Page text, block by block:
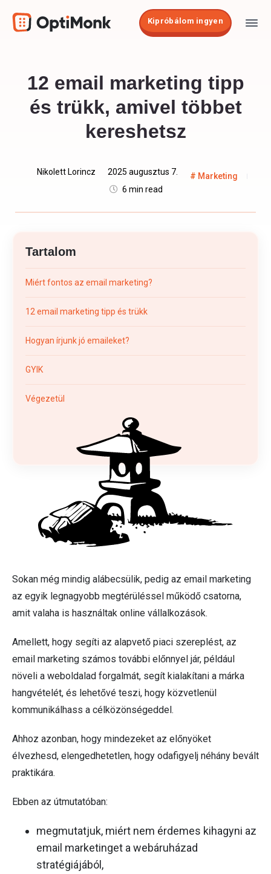
Kipróbálom ingyen
12 email marketing tipp
és trükk, amivel többet
kereshetsz
Nikolett Lorincz 2025 augusztus 7.
Marketing
6 min read
Tartalom
Miért fontos az email marketing?
12 email marketing tipp és trükk
Hogyan írjunk jó emaileket?
GYIK
Végezetül
Sokan még mindig alábecsülik, pedig az email marketing
az egyik legnagyobb megtérüléssel működő csatorna,
amit valaha is használtak online vállalkozások.
Amellett, hogy segíti az alapvető piaci szereplést, az
email marketing számos további előnnyel jár, például
növeli a weboldalad forgalmát, segít kialakítani a márka
hangvételét, és lehetővé teszi, hogy közvetlenül
kommunikálhass a célközönségeddel.
Ahhoz azonban, hogy mindezeket az előnyöket
élvezhesd, elengedhetetlen, hogy odafigyelj néhány bevált
praktikára.
Ebben az útmutatóban:
megmutatjuk, miért nem érdemes kihagyni az
email marketinget a webáruházad
stratégiájából,